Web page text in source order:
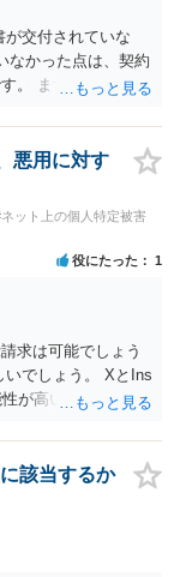
交付されていな
なかった点は、契約
。 まずは、運営と
だされていないの
だと考えます。
悪用に対す
ット上の個人特定被害
役にたった 1
求は可能でしょう
でしょう。 XとIns
が高いでしょう。
場合、今から進め
を特定できた場
能でしょうか？ →
できるでしょう。
められる場合と認
う。
該当するか